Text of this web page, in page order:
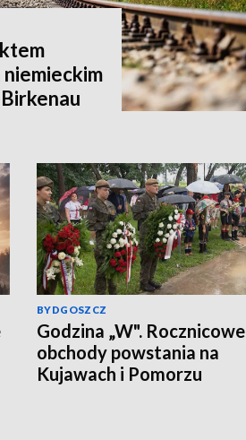
niemieckim
BYDGOSZCZ
Godzina „W". Rocznicowe
obchody powstania na
Kujawach i Pomorzu